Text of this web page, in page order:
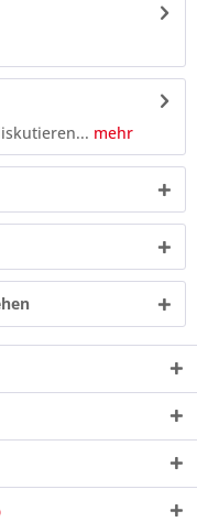
mehr